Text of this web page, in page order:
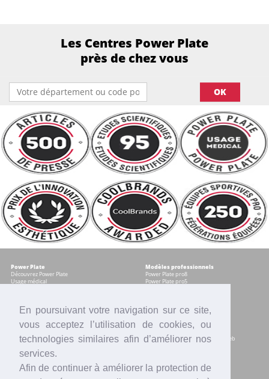
En poursuivant votre navigation sur ce site,
vous acceptez l’utilisation de cookies, ou
technologies similaires afin d’améliorer nos
services.
Afin de continuer à améliorer la protection de
Les Centres Power Plate
près de chez vous
OK
Power Plate
Découvrez Power Plate
Usage médical
Modèles professionnels
Power Plate pro8
Power Plate pro5
Modèles pour les particuliers
Power Plate my5
Power Plate Compacte
Comparatif modèles
Services
Accompagnement marketing & web
Reprise